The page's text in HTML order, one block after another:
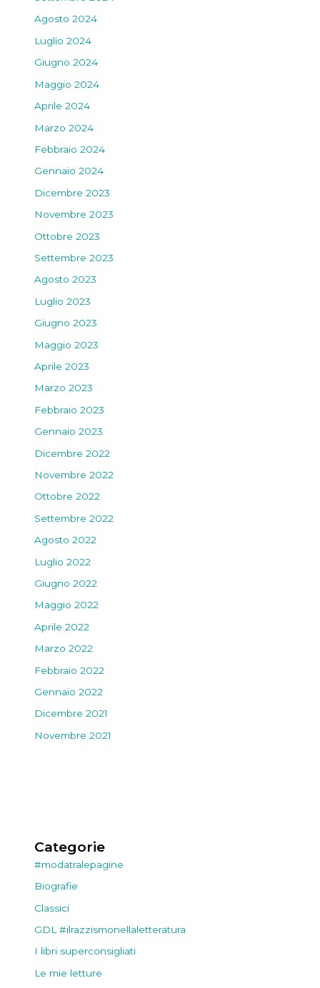
Agosto 2024
Luglio 2024
Giugno 2024
Maggio 2024
Aprile 2024
Marzo 2024
Febbraio 2024
Gennaio 2024
Dicembre 2023
Novembre 2023
Ottobre 2023
Settembre 2023
Agosto 2023
Luglio 2023
Giugno 2023
Maggio 2023
Aprile 2023
Marzo 2023
Febbraio 2023
Gennaio 2023
Dicembre 2022
Novembre 2022
Ottobre 2022
Settembre 2022
Agosto 2022
Luglio 2022
Giugno 2022
Maggio 2022
Aprile 2022
Marzo 2022
Febbraio 2022
Gennaio 2022
Dicembre 2021
Novembre 2021
Categorie
#modatralepagine
Biografie
Classici
GDL #ilrazzismonellaletteratura
I libri superconsigliati
Le mie letture